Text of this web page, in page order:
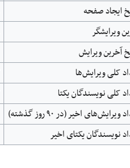
ایجاد صفحه
ویرایشگر
آخرین ویرایش
کلی ویرایش‌ها
کلی نویسندگان یکتا
ویرایش‌های اخیر (در ۹۰ روز گذشته)
نویسندگان یکتای اخیر